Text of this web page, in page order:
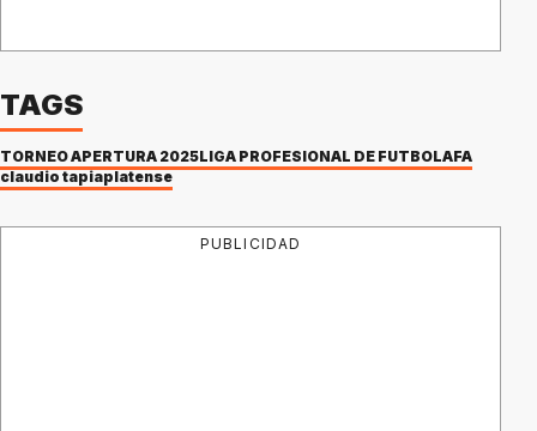
TAGS
TORNEO APERTURA 2025LIGA PROFESIONAL DE FÚTBOLAFA
claudio tapiaplatense
PUBLICIDAD